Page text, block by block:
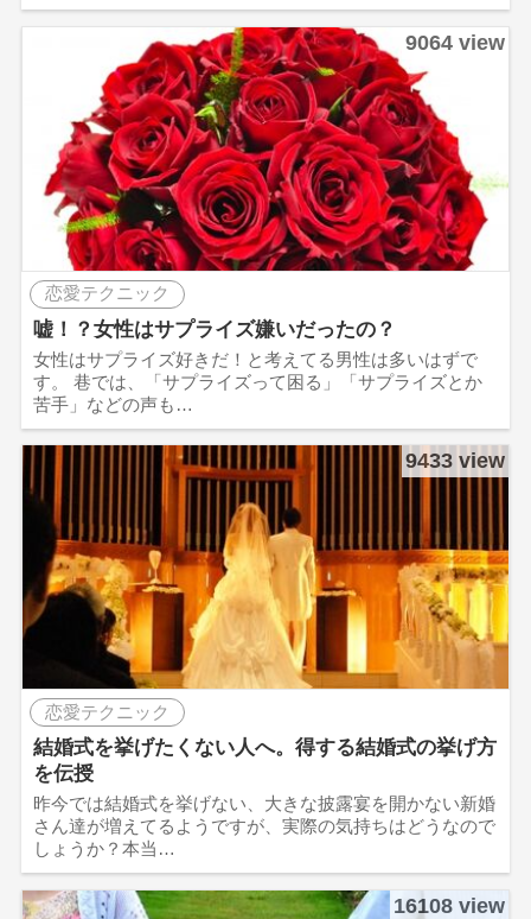
9064 view
恋愛テクニック
嘘！？女性はサプライズ嫌いだったの？
女性はサプライズ好きだ！と考えてる男性は多いはずで
す。 巷では、「サプライズって困る」「サプライズとか
苦手」などの声も…
9433 view
恋愛テクニック
結婚式を挙げたくない人へ。得する結婚式の挙げ方
を伝授
昨今では結婚式を挙げない、大きな披露宴を開かない新婚
さん達が増えてるようですが、実際の気持ちはどうなので
しょうか？本当…
16108 view